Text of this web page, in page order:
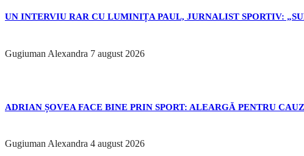
UN INTERVIU RAR CU LUMINIȚA PAUL, JURNALIST SPORTIV:
Gugiuman Alexandra 7 august 2026
ADRIAN ȘOVEA FACE BINE PRIN SPORT: ALEARGĂ PENTRU
Gugiuman Alexandra 4 august 2026